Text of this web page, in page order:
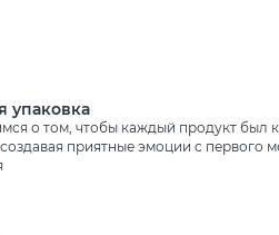
упаковка
о том, чтобы каждый продукт был
приятные эмоции с первого